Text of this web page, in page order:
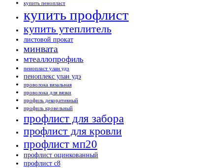
купить пенопласт
купить профлист
купить утеплитель
листовой прокат
минвата
мтеаллопрофиль
пенопласт улан удэ
пеноплекс улан удэ
проволока вязальная
проволока для вязки
профиль декоративный
профиль кровельный
профлист для забора
профлист для кровли
профлист мп20
профлист оцинкованный
профлист с8